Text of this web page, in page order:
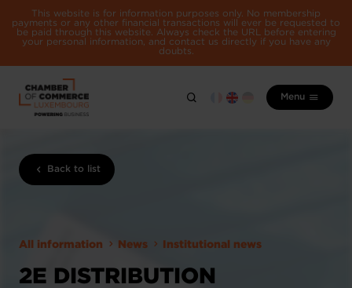
This website is for information purposes only. No membership
payments or any other financial transactions will ever be requested to
be paid through this website. Always check the URL before entering
your personal information, and contact us directly if you have any
doubts.
Menu
Back to list
All information News Institutional news
2E DISTRIBUTION